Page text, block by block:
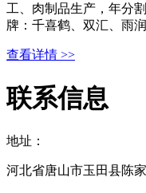
工、肉制品生产，年分
牌：千喜鹤、双汇、雨
查看详情 >>
联系信息
地址：
河北省唐山市玉田县陈